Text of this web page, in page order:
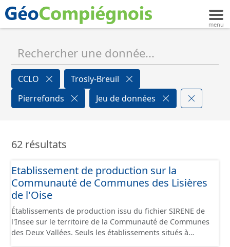
CCLO
Trosly-Breuil
Pierrefonds
Jeu de données
62 résultats
Etablissement de production sur la
Communauté de Communes des Lisières
de l'Oise
Établissements de production issu du fichier SIRENE de
l'Insee sur le territoire de la Communauté de Communes
des Deux Vallées. Seuls les établissements situés à